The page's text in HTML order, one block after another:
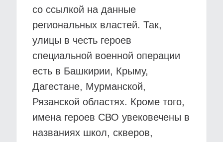
со ссылкой на данные
региональных властей. Так,
улицы в честь героев
специальной военной операции
есть в Башкирии, Крыму,
Дагестане, Мурманской,
Рязанской областях. Кроме того,
имена героев СВО увековечены в
названиях школ, скверов,